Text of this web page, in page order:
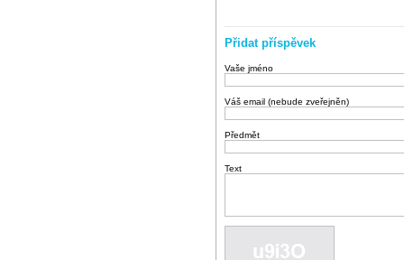
Přidat příspěvek
Vaše jméno
Váš email (nebude zveřejněn)
Předmět
Text